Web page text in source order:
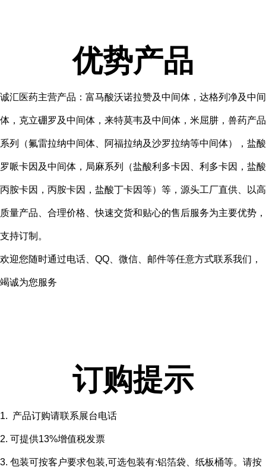
优势产品
诚汇医药主营产品：富马酸沃诺拉赞及中间体，达格列净及中间
体，克立硼罗及中间体，来特莫韦及中间体，米屈肼，兽药产品
系列（氟雷拉纳中间体、阿福拉纳及沙罗拉纳等中间体），盐酸
罗哌卡因及中间体，局麻系列（盐酸利多卡因、利多卡因，盐酸
丙胺卡因，丙胺卡因，盐酸丁卡因等）等，源头工厂直供、以高
质量产品、合理价格、快速交货和贴心的售后服务为主要优势，
支持订制。
欢迎您随时通过电话、QQ、微信、邮件等任意方式联系我们，
竭诚为您服务
订购提示
1. 产品订购请联系展台电话
2. 可提供13%增值税发票
3. 包装可按客户要求包装,可选包装有:铝箔袋、纸板桶等。请按